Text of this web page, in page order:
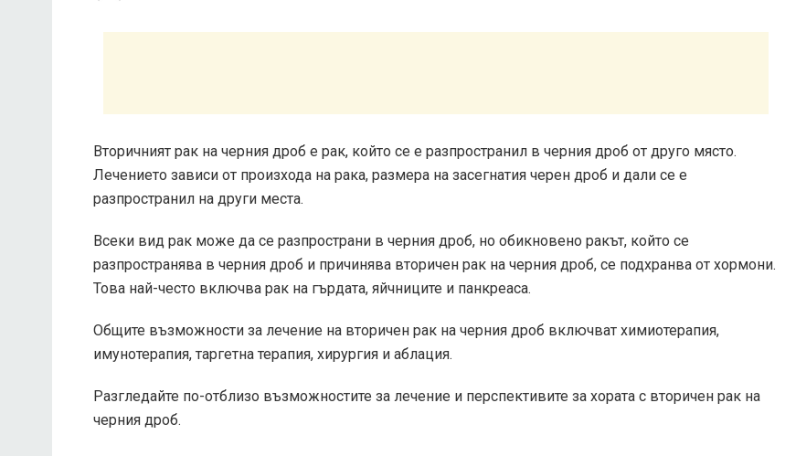
Вторичният рак на черния дроб е рак, който се е разпространил в черния дроб от друго място.
Лечението зависи от произхода на рака, размера на засегнатия черен дроб и дали се е
разпространил на други места.
Всеки вид рак може да се разпространи в черния дроб, но обикновено ракът, който се
разпространява в черния дроб и причинява вторичен рак на черния дроб, се подхранва от хормони.
Това най-често включва рак на гърдата, яйчниците и панкреаса.
Общите възможности за лечение на вторичен рак на черния дроб включват химиотерапия,
имунотерапия, таргетна терапия, хирургия и аблация.
Разгледайте по-отблизо възможностите за лечение и перспективите за хората с вторичен рак на
черния дроб.